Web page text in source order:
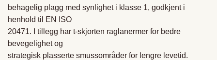
behagelig plagg med synlighet i klasse 1, godkjent i
henhold til EN ISO
20471. I tillegg har t-skjorten raglanermer for bedre
bevegelighet og
strategisk plasserte smussområder for lengre levetid.